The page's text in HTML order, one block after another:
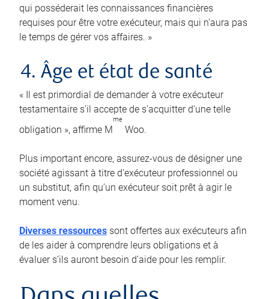
qui posséderait les connaissances financières
requises pour être votre exécuteur, mais qui n’aura pas
le temps de gérer vos affaires. »
4. Âge et état de santé
« Il est primordial de demander à votre exécuteur
testamentaire s’il accepte de s’acquitter d’une telle
obligation », affirme M
me
Woo.
Plus important encore, assurez-vous de désigner une
société agissant à titre d’exécuteur professionnel ou
un substitut, afin qu’un exécuteur soit prêt à agir le
moment venu.
Diverses ressources sont offertes aux exécuteurs afin
de les aider à comprendre leurs obligations et à
évaluer s’ils auront besoin d’aide pour les remplir.